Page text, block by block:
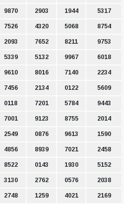
9870 2903 1944 5317
7526 4320 5068 8754
2093 7652 8211 9753
5339 5132 9967 6018
9610 8016 7140 2234
7456 2134 0122 5609
0118 7201 5784 9443
7001 9123 8755 2014
2549 0876 9613 1590
4856 8939 7021 2458
8522 0143 1930 5152
3130 2762 0576 2038
2748 1259 4021 2169